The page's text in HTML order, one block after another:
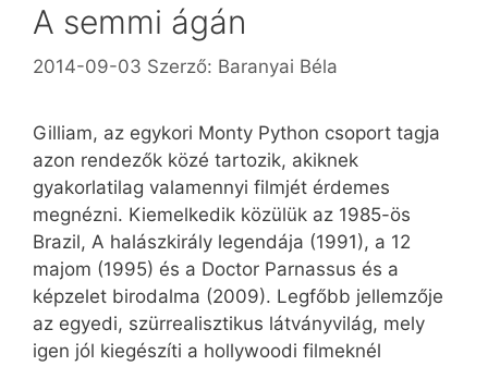
A semmi ágán
2014-09-03 Szerző: Baranyai Béla
Gilliam, az egykori Monty Python csoport tagja
azon rendezők közé tartozik, akiknek
gyakorlatilag valamennyi filmjét érdemes
megnézni. Kiemelkedik közülük az 1985-ös
Brazil, A halászkirály legendája (1991), a 12
majom (1995) és a Doctor Parnassus és a
képzelet birodalma (2009). Legfőbb jellemzője
az egyedi, szürrealisztikus látványvilág, mely
igen jól kiegészíti a hollywoodi filmeknél